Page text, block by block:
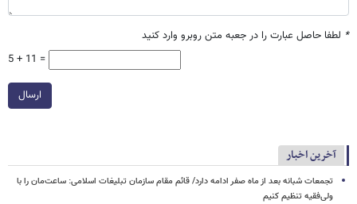
* لطفا حاصل عبارت را در جعبه متن روبرو وارد کنید
5 + 11 =
ارسال
آخرین اخبار
تجمعات شبانه بعد از ماه صفر ادامه دارد/ قائم مقام سازمان تبلیغات اسلامی: ساعت‌مان را با
ولی‌فقیه تنظیم‌ کنیم